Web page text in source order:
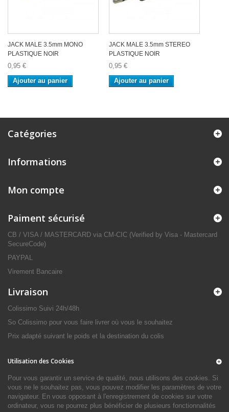
JACK MALE 3.5mm MONO
PLASTIQUE NOIR
0,95 €
Ajouter au panier
JACK MALE 3.5mm STEREO
PLASTIQUE NOIR
0,95 €
Ajouter au panier
Catégories
Informations
Mon compte
Paiment sécurisé
CB / VISA / MASTERCARD via CM-CIC (Verified by Visa - Mastercard
SecureCode)
PAYPAL
Virement Bancaire
Livraison
Colissimo Suivi 24h/48h
So Colissimo pour vous faire livrer où vous le souhaitez
Prix adapté suivant le poids et la destination du colis
Utilisation des Cookies
Pour vous garantir un service de qualité, nous utilisons des cookies. Si
vous ne le souhaitez pas, vous pouvez modifier les paramètres de votre
navigateur. En vous opposant à l'enregistrement de cookies sur votre
ordinateur, vous ne pourrez plus bénéficier de plusieurs fonctionnalités